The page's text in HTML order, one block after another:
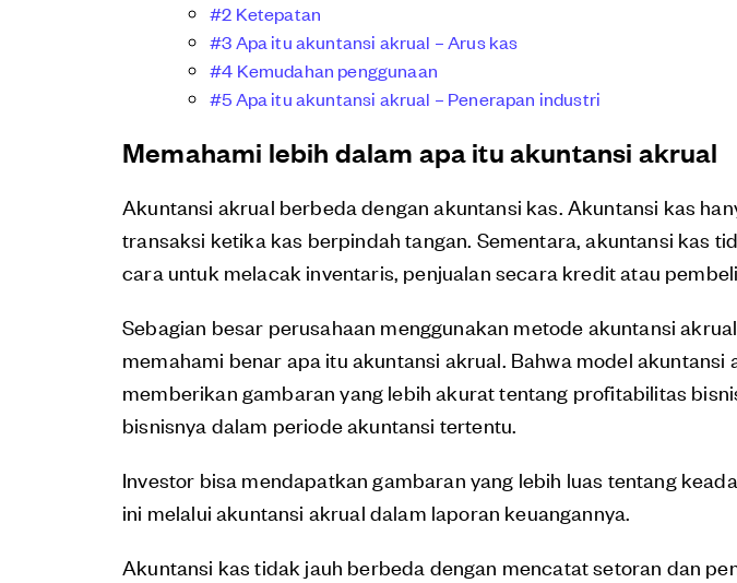
#2 Ketepatan
#3 Apa itu akuntansi akrual – Arus kas
#4 Kemudahan penggunaan
#5 Apa itu akuntansi akrual – Penerapan industri
Memahami lebih dalam apa itu akuntansi akrual
Akuntansi akrual berbeda dengan akuntansi kas. Akuntansi kas
transaksi ketika kas berpindah tangan. Sementara, akuntansi kas
cara untuk melacak inventaris, penjualan secara kredit atau
Sebagian besar perusahaan menggunakan metode akuntansi
memahami benar apa itu akuntansi akrual. Bahwa model akuntansi
memberikan gambaran yang lebih akurat tentang profitabilitas
bisnisnya dalam periode akuntansi tertentu.
Investor bisa mendapatkan gambaran yang lebih luas tentang
ini melalui akuntansi akrual dalam laporan keuangannya.
Akuntansi kas tidak jauh berbeda dengan mencatat setoran dan